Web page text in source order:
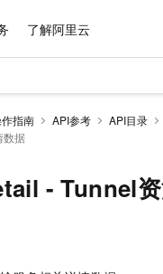
了解阿里云
指南 API参考 API目录
数据
- Tunnel
型
OSS
DeepSeek-R1 满血版
问3 来了，0元即刻上手
普惠权益
OPC 创新助力计划
Max 首发尝鲜，限时加量 10
算器
配和估算价格
势
API
字识别
品伙伴
集成认证中心
值服务
计划
践
晚
量